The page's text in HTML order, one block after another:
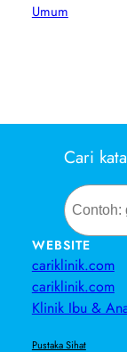
Umum
Cari
Search
WEBSITE
cariklinik.com
cariklinik.com
Klinik Ibu &
Pustaka Sihat